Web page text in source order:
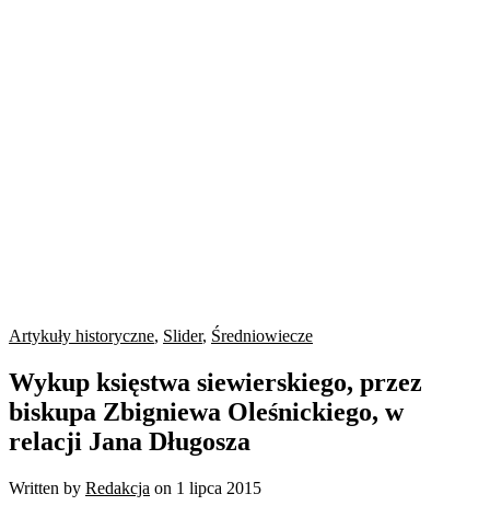
Artykuły historyczne, Slider, Średniowiecze
Wykup księstwa siewierskiego, przez
biskupa Zbigniewa Oleśnickiego, w
relacji Jana Długosza
Written by Redakcja on 1 lipca 2015